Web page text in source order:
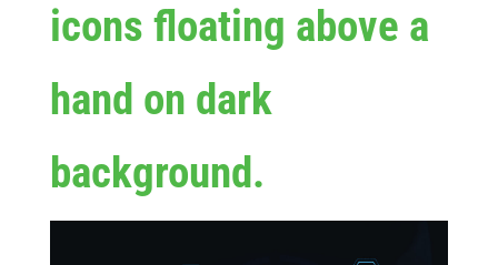
icons floating above a
hand on dark
background.